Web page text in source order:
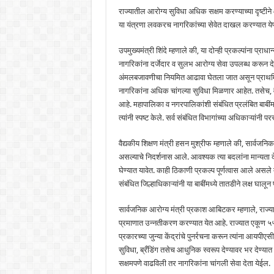
राज्यातील आरोग्य सुविधा अधिक सक्षम करण्याच्या
या यंत्रणा लवकरच नागरिकांच्या सेवेत दाखल करण्यात
उपमुख्यमंत्री शिंदे म्हणाले की, या दोन्ही प्रकल्पांना
नागरिकांना दर्जेदार व सुलभ आरोग्य सेवा उपलब्ध करून
अंमलबजावणीचा नियमित आढावा घेतला जात असून
नागरिकांना अधिक चांगल्या सुविधा मिळणार आहेत. तसेच,
आहे. महापालिका व नगरपालिकांशी संबंधित प्रलंबित
त्यांनी स्पष्ट केले. सर्व संबंधित विभागांच्या
वैद्यकीय शिक्षण मंत्री हसन मुश्रीफ म्हणाले की,
असल्याचे निदर्शनास आले. आवश्यक त्या बदलांना मान्यता
घेण्यात यावेत. काही ठिकाणी प्रकल्प पूर्णत्वास आले असले
संबंधित जिल्हाधिकाऱ्यांनी या बाबींमध्ये तातडीने लक्ष
सार्वजनिक आरोग्य मंत्री प्रकाश आबिटकर म्हणाले,
प्रमाणात उन्नतीकरण करण्यात येत आहे. राज्यात
प्रकारच्या जुन्या केंद्रांचे पुनर्रचना करून त्यांना
सुविधा, ब्रँडिंग तसेच आधुनिक स्वरूप देण्यावर भर देण्यात
सक्षमपणे वाढविली तर नागरिकांना चांगली सेवा देता येईल.